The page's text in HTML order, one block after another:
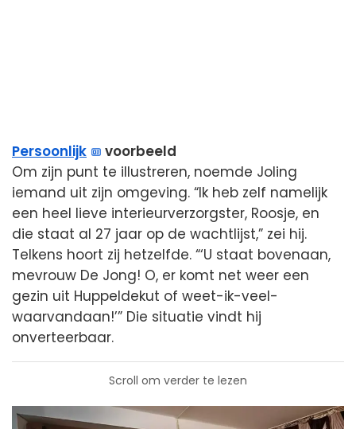
Persoonlijk
voorbeeld
Om zijn punt te illustreren, noemde Joling
iemand uit zijn omgeving. “Ik heb zelf namelijk
een heel lieve interieurverzorgster, Roosje, en
die staat al 27 jaar op de wachtlijst,” zei hij.
Telkens hoort zij hetzelfde. “‘U staat bovenaan,
mevrouw De Jong! O, er komt net weer een
gezin uit Huppeldekut of weet-ik-veel-
waarvandaan!’” Die situatie vindt hij
onverteerbaar.
Scroll om verder te lezen